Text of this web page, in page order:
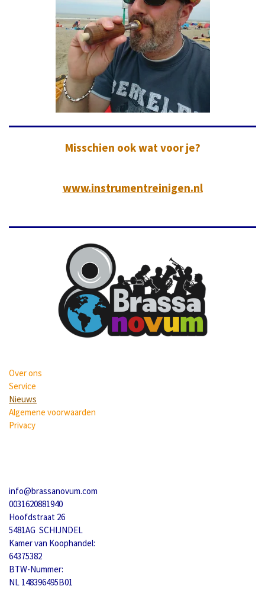
Misschien ook wat voor je?
www.instrumentreinigen.nl
Over ons
Service
Nieuws
Algemene voorwaarden
Privacy
info@brassanovum.com
0031620881940
Hoofdstraat 26
5481AG SCHIJNDEL
Kamer van Koophandel:
64375382
BTW-Nummer:
NL 148396495B01